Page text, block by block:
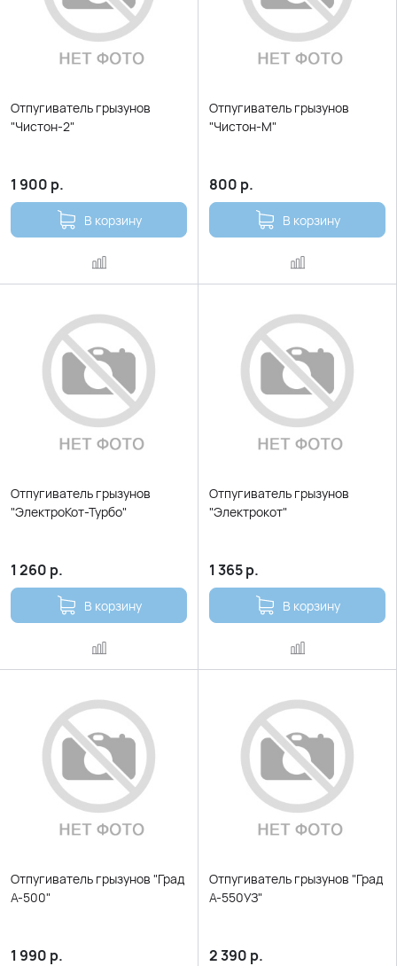
Отпугиватель грызунов
"Чистон-2"
1 900 р.
В корзину
Отпугиватель грызунов
"Чистон-М"
800 р.
В корзину
Отпугиватель грызунов
"ЭлектроКот-Турбо"
1 260 р.
В корзину
Отпугиватель грызунов
"Электрокот"
1 365р.
В корзину
Отпугиватель грызунов "Град
А-500"
1 990 р.
Отпугиватель грызунов "Град
А-550УЗ"
2 390 р.